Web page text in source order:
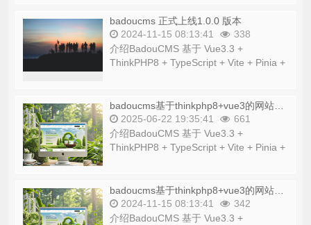
badoucms 正式上线1.0.0 版本
2024-11-15 08:13:41
338
介绍BadouCMS 基于 Vue3.3 +
ThinkPHP8 + TypeScript + Vite + Pinia +
2025-06-22 19:35:41
661
介绍BadouCMS 基于 Vue3.3 +
ThinkPHP8 + TypeScript + Vite + Pinia +
2024-11-15 08:13:41
342
介绍BadouCMS 基于 Vue3.3 +